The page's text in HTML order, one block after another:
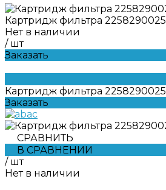
Картридж фильтра 2258290025
Нет в наличии
/ шт
Заказать
Картридж фильтра 2258290025
Заказать
СРАВНИТЬ
В СРАВНЕНИИ
/ шт
Нет в наличии